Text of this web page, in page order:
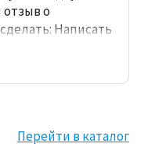
о
Написать
Перейти в каталог